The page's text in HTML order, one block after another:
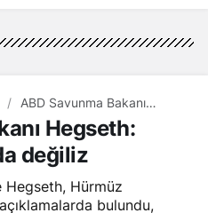
ABD Savunma Bakanı
Hegseth: Çatışma
arayışında değiliz
Hegseth:
değiliz
Hegseth, Hürmüz
bulundu,